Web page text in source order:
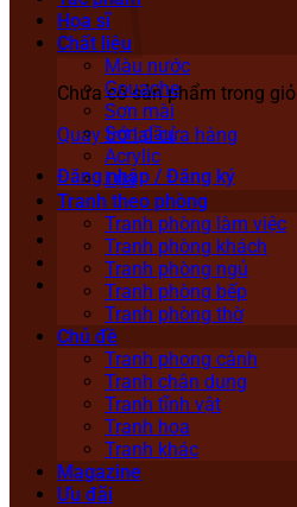
Chưa có sản phẩm trong
Quay trở lại cửa hàng
Đăng nhập / Đăng ký
Họa sĩ
Chất liệu
Màu nước
Gouache
Sơn mài
Sơn dầu
Acrylic
Lụa
Tranh theo phòng
Tranh phòng làm việc
Tranh phòng khách
Tranh phòng ngủ
Tranh phòng bếp
Tranh phòng thờ
Chủ đề
Tranh phong cảnh
Tranh chân dung
Tranh tĩnh vật
Tranh hoa
Tranh khác
Magazine
Ưu đãi